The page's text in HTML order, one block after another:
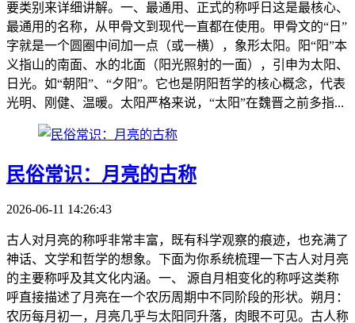
要类别来详细讲解。一、最通用、正式的称呼日这是最核心、
最通用的名称，从甲骨文到现代一直都在使用。甲骨文的“日”
字就是一个圆圈中间加一点（或一横），象形太阳。阳“阳”本
义指山的南面、水的北面（阳光照射的一面），引申为太阳、
日光。如“朝阳”、“夕阳”。它也是阴阳哲学的核心概念，代表
光明、刚健、温暖。太阳严格来说，“太阳”在魏晋之前多指...
民俗常识：月亮的古称
2026-06-11 14:26:43
古人对月亮的称呼非常丰富，既有科学观察的痕迹，也充满了
神话、文学和哲学的想象。下面为你系统梳理一下古人对月亮
的主要称呼及其文化内涵。一、 源自月相变化的称呼这类称
呼直接描述了月亮在一个农历周期中不同阶段的形状。朔月：
农历每月初一，月亮几乎与太阳同升落，肉眼不可见。古人称